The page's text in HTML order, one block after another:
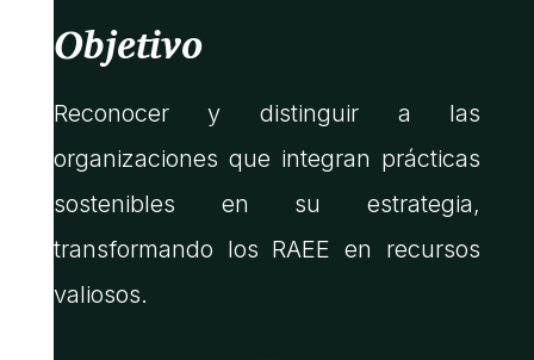
Objetivo
Reconocer y distinguir a las
organizaciones que integran prácticas
sostenibles en su estrategia,
transformando los RAEE en recursos
valiosos.